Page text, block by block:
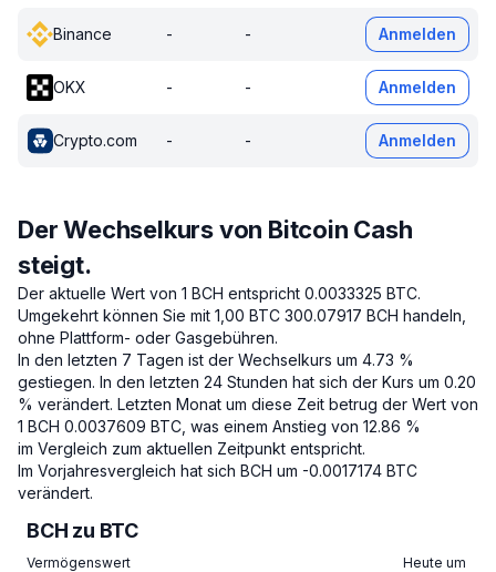
Binance - - Anmelden
OKX - - Anmelden
Crypto.com - - Anmelden
Der Wechselkurs von Bitcoin Cash
steigt.
Der aktuelle Wert von 1 BCH entspricht 0.0033325 BTC.
Umgekehrt können Sie mit 1,00 BTC 300.07917 BCH handeln,
ohne Plattform- oder Gasgebühren.
In den letzten 7 Tagen ist der Wechselkurs um 4.73 %
gestiegen. In den letzten 24 Stunden hat sich der Kurs um 0.20
% verändert. Letzten Monat um diese Zeit betrug der Wert von
1 BCH 0.0037609 BTC, was einem Anstieg von 12.86 %
im Vergleich zum aktuellen Zeitpunkt entspricht.
Im Vorjahresvergleich hat sich BCH um -0.0017174 BTC
verändert.
BCH zu BTC
Vermögenswert Heute um